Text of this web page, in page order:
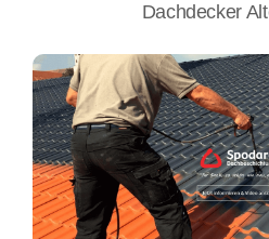
Dachdecker